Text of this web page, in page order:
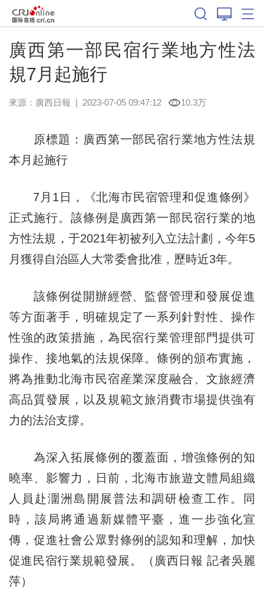
廣西第一部民宿行業地方性法
規7月起施行
來源： 廣西日報 | 2023-07-05 09:47:12 10.3万
原標題：廣西第一部民宿行業地方性法規
本月起施行
7月1日，《北海市民宿管理和促進條例》
正式施行。該條例是廣西第一部民宿行業的地
方性法規，于2021年初被列入立法計劃，今年5
月獲得自治區人大常委會批准，歷時近3年。
該條例從開辦經營、監督管理和發展促進
等方面著手，明確規定了一系列針對性、操作
性強的政策措施，為民宿行業管理部門提供可
操作、接地氣的法規保障。條例的頒布實施，
將為推動北海市民宿産業深度融合、文旅經濟
高品質發展，以及規範文旅消費市場提供強有
力的法治支撐。
為深入拓展條例的覆蓋面，增強條例的知
曉率、影響力，日前，北海市旅遊文體局組織
人員赴潿洲島開展普法和調研檢查工作。同
時，該局將通過新媒體平臺，進一步強化宣
傳，促進社會公眾對條例的認知和理解，加快
促進民宿行業規範發展。（廣西日報 記者吳麗
萍）